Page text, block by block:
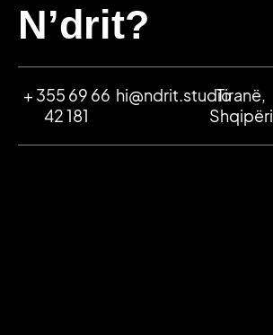
N’drit?
+ 355 69 66
42 181
hi@ndrit.studioTiranë,
Shqipëri